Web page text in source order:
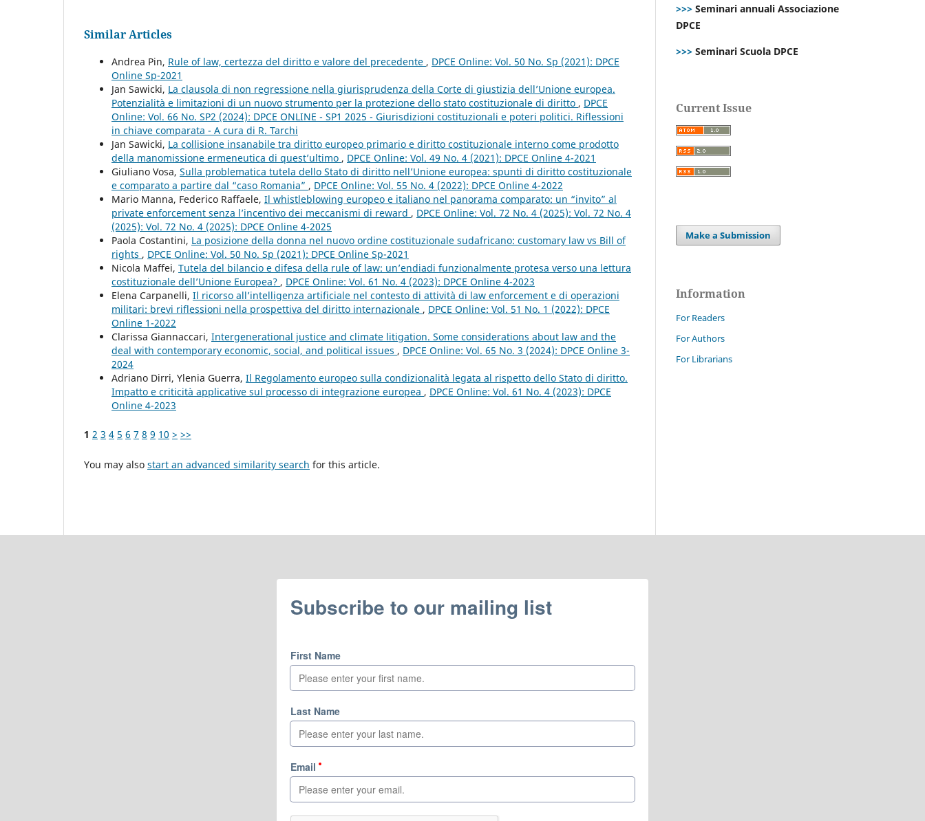
Similar Articles
Andrea Pin, Rule of law, certezza del diritto e valore del precedente , DPCE Online: Vol. 50 No. Sp (2021): DPCE
Online Sp-2021
Jan Sawicki, La clausola di non regressione nella giurisprudenza della Corte di giustizia dell’Unione europea.
Potenzialità e limitazioni di un nuovo strumento per la protezione dello stato costituzionale di diritto , DPCE
Online: Vol. 66 No. SP2 (2024): DPCE ONLINE - SP1 2025 - Giurisdizioni costituzionali e poteri politici. Riflessioni
in chiave comparata - A cura di R. Tarchi
Jan Sawicki, La collisione insanabile tra diritto europeo primario e diritto costituzionale interno come prodotto
della manomissione ermeneutica di quest’ultimo , DPCE Online: Vol. 49 No. 4 (2021): DPCE Online 4-2021
Giuliano Vosa, Sulla problematica tutela dello Stato di diritto nell’Unione europea: spunti di diritto costituzionale
e comparato a partire dal “caso Romania” , DPCE Online: Vol. 55 No. 4 (2022): DPCE Online 4-2022
Mario Manna, Federico Raffaele, Il whistleblowing europeo e italiano nel panorama comparato: un “invito” al
private enforcement senza l’incentivo dei meccanismi di reward , DPCE Online: Vol. 72 No. 4 (2025): Vol. 72 No. 4
(2025): Vol. 72 No. 4 (2025): DPCE Online 4-2025
Paola Costantini, La posizione della donna nel nuovo ordine costituzionale sudafricano: customary law vs Bill of
rights , DPCE Online: Vol. 50 No. Sp (2021): DPCE Online Sp-2021
Nicola Maffei, Tutela del bilancio e difesa della rule of law: un’endiadi funzionalmente protesa verso una lettura
costituzionale dell’Unione Europea? , DPCE Online: Vol. 61 No. 4 (2023): DPCE Online 4-2023
Elena Carpanelli, Il ricorso all’intelligenza artificiale nel contesto di attività di law enforcement e di operazioni
militari: brevi riflessioni nella prospettiva del diritto internazionale , DPCE Online: Vol. 51 No. 1 (2022): DPCE
Online 1-2022
Clarissa Giannaccari, Intergenerational justice and climate litigation. Some considerations about law and the
deal with contemporary economic, social, and political issues , DPCE Online: Vol. 65 No. 3 (2024): DPCE Online 3-
2024
Adriano Dirri, Ylenia Guerra, Il Regolamento europeo sulla condizionalità legata al rispetto dello Stato di diritto.
Impatto e criticità applicative sul processo di integrazione europea , DPCE Online: Vol. 61 No. 4 (2023): DPCE
Online 4-2023
1 2 3 4 5 6 7 8 9 10 > >>
You may also start an advanced similarity search for this article.
>>> Seminari annuali Associazione
DPCE
>>> Seminari Scuola DPCE
Current Issue
Make a Submission
Information
For Readers
For Authors
For Librarians